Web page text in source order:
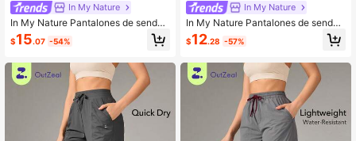
In My Nature
In My Nature Pantalones de senderi
smo para mujer con diseño de patc
hwork, para actividades al aire libr
desplazamientos urbanos
$15.07 -54%
In My Nature
In My Nature Pantalones de senderi
smo de cintura alta de unicolor cas
uales para mujer
$12.28 -57%